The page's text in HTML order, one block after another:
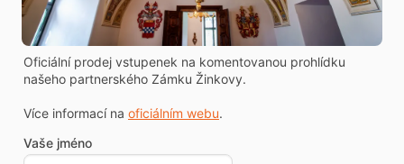
Oficiální prodej vstupenek na komentovanou prohlídku
našeho partnerského Zámku Žinkovy.
Více informací na oficiálním webu.
Vaše jméno